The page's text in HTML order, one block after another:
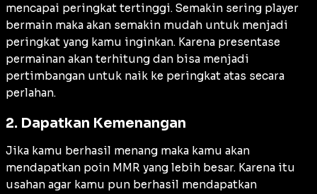
mencapai peringkat tertinggi. Semakin sering player
bermain maka akan semakin mudah untuk menjadi
peringkat yang kamu inginkan. Karena presentase
permainan akan terhitung dan bisa menjadi
pertimbangan untuk naik ke peringkat atas secara
perlahan.
2. Dapatkan Kemenangan
Jika kamu berhasil menang maka kamu akan
mendapatkan poin MMR yang lebih besar. Karena itu
usahan agar kamu pun berhasil mendapatkan